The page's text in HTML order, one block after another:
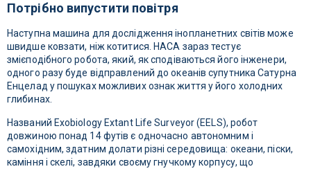
Потрібно випустити повітря
Наступна машина для дослідження інопланетних світів може
швидше ковзати, ніж котитися. НАСА зараз тестує
змієподібного робота, який, як сподіваються його інженери,
одного разу буде відправлений до океанів супутника Сатурна
Енцелад у пошуках можливих ознак життя у його холодних
глибинах.
Названий Exobiology Extant Life Surveyor (EELS), робот
довжиною понад 14 футів є одночасно автономним і
самохідним, здатним долати різні середовища: океани, піски,
каміння і скелі, завдяки своєму гнучкому корпусу, що